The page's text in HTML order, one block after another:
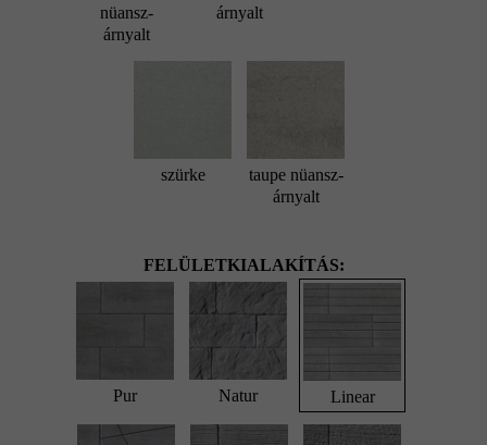
nüansz-
árnyalt
árnyalt
szürke
taupe nüansz-
árnyalt
FELÜLETKIALAKÍTÁS:
Pur Natur Linear